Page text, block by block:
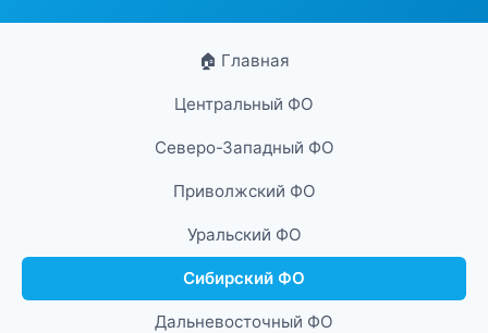
🏠 Главная
Центральный ФО
Северо-Западный ФО
Приволжский ФО
Уральский ФО
Сибирский ФО
Дальневосточный ФО